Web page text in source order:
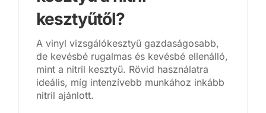
kesztyűtől?
A vinyl vizsgálókesztyű gazdaságosabb,
de kevésbé rugalmas és kevésbé ellenálló,
mint a nitril kesztyű. Rövid használatra
ideális, míg intenzívebb munkához inkább
nitril ajánlott.